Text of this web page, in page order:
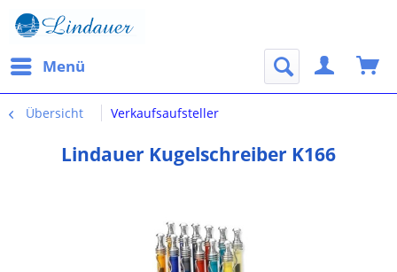
Menü
Übersicht Verkaufsaufsteller
Lindauer Kugelschreiber K166